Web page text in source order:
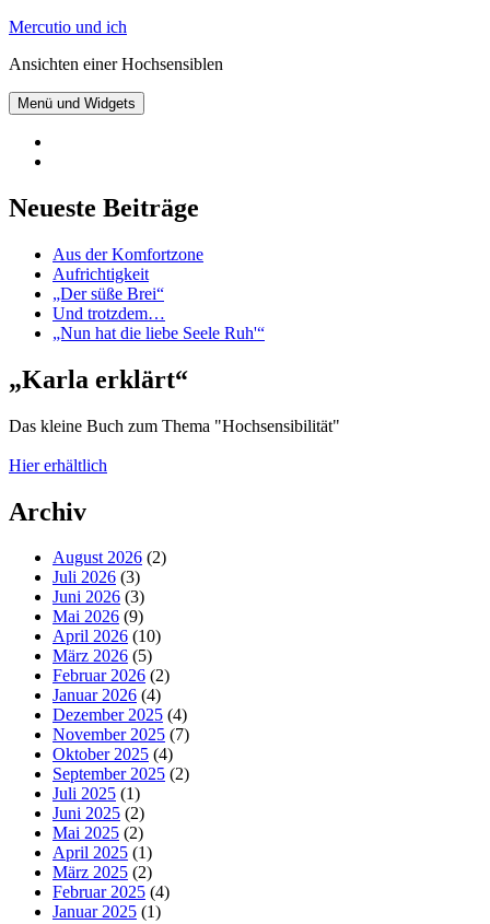
Zum
springen
Mercutio und ich
Ansichten einer Hochsensiblen
Menü und Widgets
Neueste Beiträge
Aus der Komfortzone
Aufrichtigkeit
„Der süße Brei“
Und trotzdem…
„Nun hat die liebe Seele Ruh'“
„Karla erklärt“
Das kleine Buch zum Thema "Hochsensibilität"
Hier erhältlich
Archiv
August 2026 (2)
Juli 2026 (3)
Juni 2026 (3)
Mai 2026 (9)
April 2026 (10)
März 2026 (5)
Februar 2026 (2)
Januar 2026 (4)
Dezember 2025 (4)
November 2025 (7)
Oktober 2025 (4)
September 2025 (2)
Juli 2025 (1)
Juni 2025 (2)
Mai 2025 (2)
April 2025 (1)
März 2025 (2)
Februar 2025 (4)
Januar 2025 (1)